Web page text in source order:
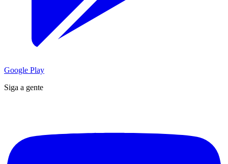
Google Play
Siga a gente